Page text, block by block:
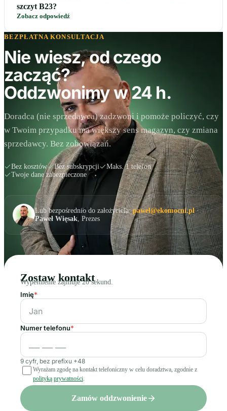
szczyt B23?
Zobacz odpowiedź
BEZPŁATNA KONSULTACJA
Nie wiesz, od czego
zacząć?
Oddzwonimy w 24 h.
Doradca (nie sprzedawca) zadzwoni i pomoże policzyć, czy
w Twoim przypadku ma większy sens magazyn, czy zmiana
sprzedawcy. Bez zobowiązań.
Bez kosztów Bez subskrypcji
Maks. 1 telefon
Twoje dane zabezpieczone
Lub bezpośrednio do założyciela:pawel@ekomocni.pl·
Paweł Więsak, Prezes
Zostaw kontakt
Wypełnienie zajmuje 20 sekund.
Imię*
Numer telefonu*
9 cyfr, bez prefixu +48
Wyrażam zgodę na kontakt telefoniczny w celu doradztwa, zgodnie z
polityką prywatności.
Zamów oddzwonienie